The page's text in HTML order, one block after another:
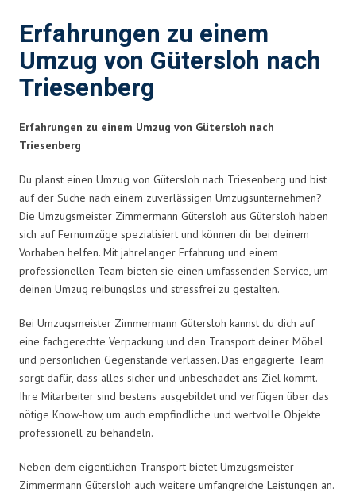
Erfahrungen zu einem
Umzug von Gütersloh nach
Triesenberg
Erfahrungen zu einem Umzug von Gütersloh nach
Triesenberg
Du planst einen Umzug von Gütersloh nach Triesenberg und bist
auf der Suche nach einem zuverlässigen Umzugsunternehmen?
Die Umzugsmeister Zimmermann Gütersloh aus Gütersloh haben
sich auf Fernumzüge spezialisiert und können dir bei deinem
Vorhaben helfen. Mit jahrelanger Erfahrung und einem
professionellen Team bieten sie einen umfassenden Service, um
deinen Umzug reibungslos und stressfrei zu gestalten.
Bei Umzugsmeister Zimmermann Gütersloh kannst du dich auf
eine fachgerechte Verpackung und den Transport deiner Möbel
und persönlichen Gegenstände verlassen. Das engagierte Team
sorgt dafür, dass alles sicher und unbeschadet ans Ziel kommt.
Ihre Mitarbeiter sind bestens ausgebildet und verfügen über das
nötige Know-how, um auch empfindliche und wertvolle Objekte
professionell zu behandeln.
Neben dem eigentlichen Transport bietet Umzugsmeister
Zimmermann Gütersloh auch weitere umfangreiche Leistungen an.